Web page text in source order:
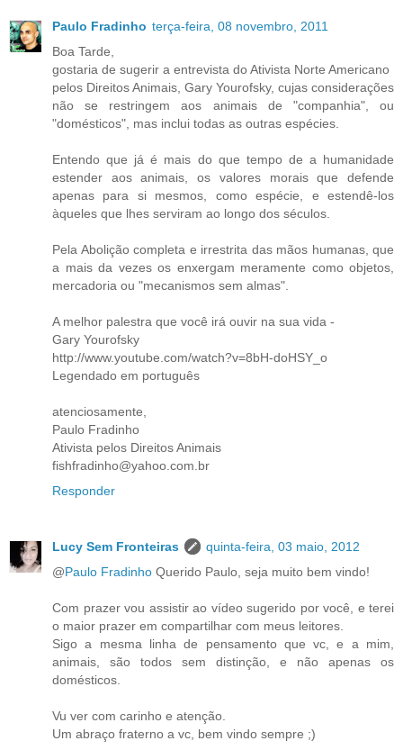
Paulo Fradinho terça-feira, 08 novembro, 2011
Boa Tarde,
gostaria de sugerir a entrevista do Ativista Norte Americano
pelos Direitos Animais, Gary Yourofsky, cujas considerações
não se restringem aos animais de "companhia", ou
"domésticos", mas inclui todas as outras espécies.
Entendo que já é mais do que tempo de a humanidade
estender aos animais, os valores morais que defende
apenas para si mesmos, como espécie, e estendê-los
àqueles que lhes serviram ao longo dos séculos.
Pela Abolição completa e irrestrita das mãos humanas, que
a mais da vezes os enxergam meramente como objetos,
mercadoria ou "mecanismos sem almas".
A melhor palestra que você irá ouvir na sua vida -
Gary Yourofsky
http://www.youtube.com/watch?v=8bH-doHSY_o
Legendado em português
atenciosamente,
Paulo Fradinho
Ativista pelos Direitos Animais
fishfradinho@yahoo.com.br
Responder
Lucy Sem Fronteiras
quinta-feira, 03 maio, 2012
@Paulo Fradinho Querido Paulo, seja muito bem vindo!
Com prazer vou assistir ao vídeo sugerido por você, e terei
o maior prazer em compartilhar com meus leitores.
Sigo a mesma linha de pensamento que vc, e a mim,
animais, são todos sem distinção, e não apenas os
domésticos.
Vu ver com carinho e atenção.
Um abraço fraterno a vc, bem vindo sempre ;)